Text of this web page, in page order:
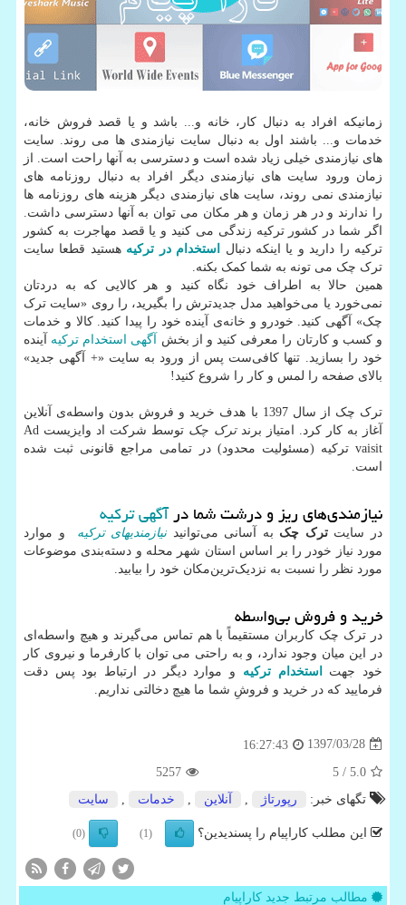
زمانیکه افراد به دنبال کار، خانه و... باشد و یا قصد فروش خانه،
خدمات و... باشند اول به دنبال سایت نیازمندی ها می روند. سایت
های نیازمندی خیلی زیاد شده است و دسترسی به آنها راحت است. از
زمان ورود سایت های نیازمندی دیگر افراد به دنبال روزنامه های
نیازمندی نمی روند، سایت های نیازمندی دیگر هزینه های روزنامه ها
را ندارند و در هر زمان و هر مکان می توان به آنها دسترسی داشت.
اگر شما در کشور ترکیه زندگی می کنید و یا قصد مهاجرت به کشور
ترکیه را دارید و یا اینکه دنبال
استخدام در ترکیه هستید قطعا سایت
ترک چک می تونه به شما کمک بکنه.
همین حالا به اطراف خود نگاه کنید و هر کالایی که به دردتان
نمی‌خورد یا می‌خواهید مدل جدیدترش را بگیرید، را روی «سایت ترک
چک» آگهی کنید. خودرو و خانه‌ی آینده خود را پیدا کنید. کالا و خدمات
و کسب و کارتان را معرفی کنید و از بخش
آگهی استخدام ترکیه آینده
خود را بسازید. تنها کافی‌ست پس از ورود به سایت «+ آگهی جدید»
بالای صفحه را لمس و کار را شروع کنید!
ترک چک از سال 1397 با هدف خرید و فروش بدون واسطه‌ی آنلاین
آغاز به کار کرد. امتیاز برندترک چک
توسط شرکت اد وایزیست Ad
vaisit ترکیه (مسئولیت محدود) در تمامی مراجع قانونی ثبت شده
است.
نیازمندی‌های ریز و درشت شما درآگهی ترکیه
در سایتترک چک به آسانی می‌توانیدنیازمندیهای ترکیه و موارد
مورد نیاز خودر را بر اساس استان شهر محله و دسته‌بندی موضوعات
مورد نظر را نسبت به نزدیک‌ترین‌مکان خود را بیابید.
خرید و فروش بی‌واسطه
در ترک چک کاربران مستقیماً با هم تماس می‌گیرند و هیچ واسطه‌ای
در این میان وجود ندارد، و به راحتی می توان با کارفرما و نیروی کار
خود جهت
استخدام ترکیه و موارد دیگر در ارتباط بود پس دقت
فرمایید که در خرید و فروشِ شما ما هیچ دخالتی نداریم.
1397/03/28
16:27:43
5.0
/ 5
5257
تگهای خبر:
رپورتاژ آنلاین خدمات سایت
این مطلب کاراپیام را پسندیدین؟ (1)
(0)
مطالب مرتبط جدید کاراپیام